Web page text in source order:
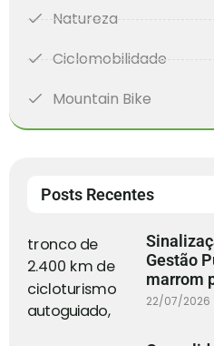
Natureza
Ciclomobilidade
Mountain Bike
Posts Recentes
Gestão
marrom
22/07/2026